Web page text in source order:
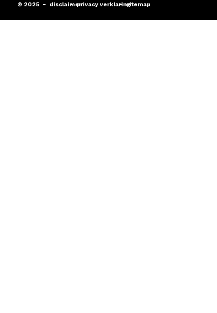
© 2025 disclaimerprivacy verklaringsitemap